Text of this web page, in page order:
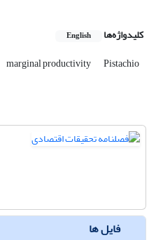
کلیدواژه‌ها English
marginal productivity Pistachio
فایل ها